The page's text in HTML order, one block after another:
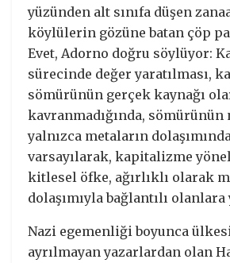
yüzünden alt sınıfa düşen
köylülerin gözüne batan çöp
Evet, Adorno doğru söylüyor:
sürecinde değer yaratılması,
sömürünün gerçek kaynağı
kavranmadığında,
yalnızca metaların
varsayılarak, kapitalizme
kitlesel öfke, ağırlıklı olarak
dolaşımıyla bağlantılı
Nazi egemenliği boyunca
ayrılmayan yazarlardan olan